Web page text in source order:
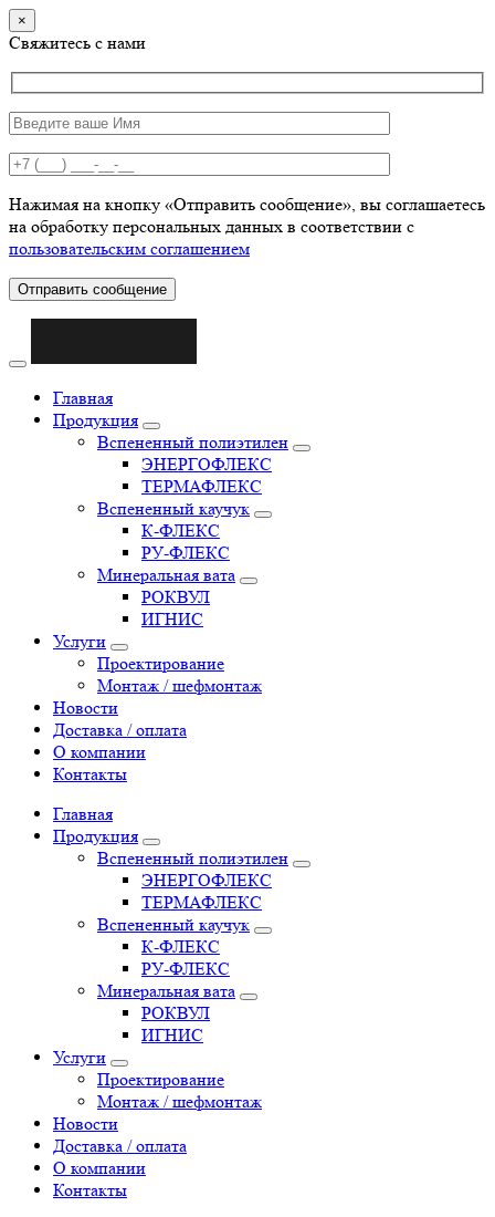
×
Свяжитесь с нами
Нажимая на кнопку «Отправить сообщение», вы соглашаетесь
на обработку персональных данных в соответствии с
пользовательским соглашением
Отправить сообщение
Главная
Продукция
Вспененный полиэтилен
ЭНЕРГОФЛЕКС
ТЕРМАФЛЕКС
Вспененный каучук
К-ФЛЕКС
РУ-ФЛЕКС
Минеральная вата
РОКВУЛ
ИГНИС
Услуги
Проектирование
Монтаж / шефмонтаж
Новости
Доставка / оплата
О компании
Контакты
Главная
Продукция
Вспененный полиэтилен
ЭНЕРГОФЛЕКС
ТЕРМАФЛЕКС
Вспененный каучук
К-ФЛЕКС
РУ-ФЛЕКС
Минеральная вата
РОКВУЛ
ИГНИС
Услуги
Проектирование
Монтаж / шефмонтаж
Новости
Доставка / оплата
О компании
Контакты